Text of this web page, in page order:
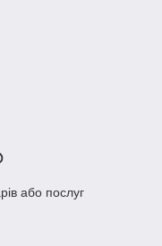
або послуг